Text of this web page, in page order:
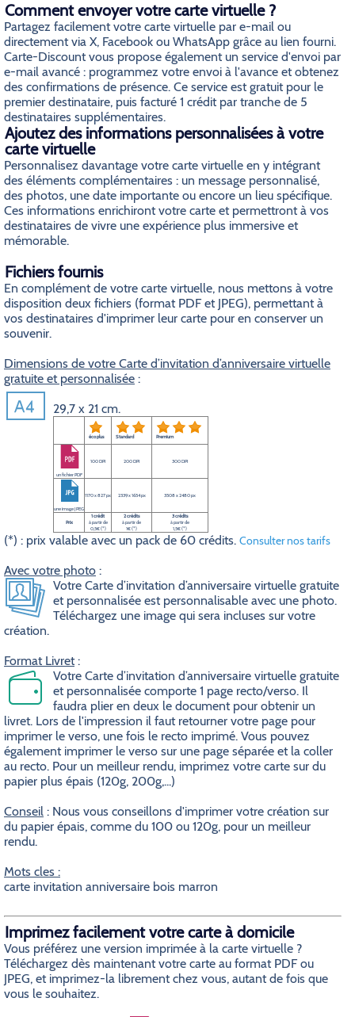
Comment envoyer votre carte virtuelle ?
Partagez facilement votre carte virtuelle par e-mail ou
directement via X, Facebook ou WhatsApp grâce au lien fourni.
Carte-Discount vous propose également un service d'envoi par
e-mail avancé : programmez votre envoi à l'avance et obtenez
des confirmations de présence. Ce service est gratuit pour le
premier destinataire, puis facturé 1 crédit par tranche de 5
destinataires supplémentaires.
Ajoutez des informations personnalisées à votre
carte virtuelle
Personnalisez davantage votre carte virtuelle en y intégrant
des éléments complémentaires : un message personnalisé,
des photos, une date importante ou encore un lieu spécifique.
Ces informations enrichiront votre carte et permettront à vos
destinataires de vivre une expérience plus immersive et
mémorable.
Fichiers fournis
En complément de votre carte virtuelle, nous mettons à votre
disposition deux fichiers (format PDF et JPEG), permettant à
vos destinataires d'imprimer leur carte pour en conserver un
souvenir.
Dimensions de votre Carte d’invitation d’anniversaire virtuelle
gratuite et personnalisée :
29,7 x 21 cm.
éco plus Standard Premium
un fichier PDF
100 DPI 200 DPI 300 DPI
une image JPEG
1170 x 827 px 2339 x 1654 px 3508 x 2480 px
Prix
1 crédit
à partir de
0,5€ (*)
2 crédits
à partir de
1€ (*)
3 crédits
à partir de
1,5€ (*)
(*) : prix valable avec un pack de 60 crédits. Consulter nos tarifs
Avec votre photo :
Votre Carte d’invitation d’anniversaire virtuelle gratuite
et personnalisée est personnalisable avec une photo.
Téléchargez une image qui sera incluses sur votre
création.
Format Livret:
Votre Carte d’invitation d’anniversaire virtuelle gratuite
et personnalisée comporte 1 page recto/verso. Il
faudra plier en deux le document pour obtenir un
livret. Lors de l'impression il faut retourner votre page pour
imprimer le verso, une fois le recto imprimé. Vous pouvez
également imprimer le verso sur une page séparée et la coller
au recto. Pour un meilleur rendu, imprimez votre carte sur du
papier plus épais (120g, 200g,...)
Conseil : Nous vous conseillons d'imprimer votre création sur
du papier épais, comme du 100 ou 120g, pour un meilleur
rendu.
Mots cles :
carte invitation anniversaire bois marron
Imprimez facilement votre carte à domicile
Vous préférez une version imprimée à la carte virtuelle ?
Téléchargez dès maintenant votre carte au format PDF ou
JPEG, et imprimez-la librement chez vous, autant de fois que
vous le souhaitez.